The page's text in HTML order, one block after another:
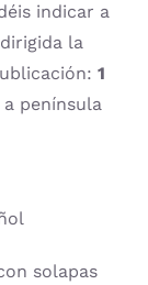
indicar a
la
1
a península
solapas